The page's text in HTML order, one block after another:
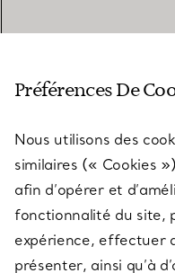
SERVICES
À PROPOS
Préférences De
Nous utilisons des
similaires (« Cookies
afin d’opérer et
fonctionnalité du site,
expérience, effectuer
présenter, ainsi qu’à